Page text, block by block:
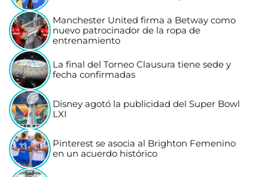
Manchester United firma a Betway como
nuevo patrocinador de la ropa de
entrenamiento
La final del Torneo Clausura tiene sede y
fecha confirmadas
Disney agotó la publicidad del Super Bowl
LXI
Pinterest se asocia al Brighton Femenino
en un acuerdo histórico